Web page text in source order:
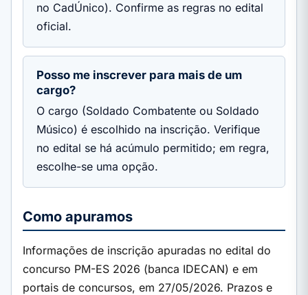
no CadÚnico). Confirme as regras no edital
oficial.
Posso me inscrever para mais de um
cargo?
O cargo (Soldado Combatente ou Soldado
Músico) é escolhido na inscrição. Verifique
no edital se há acúmulo permitido; em regra,
escolhe-se uma opção.
Como apuramos
Informações de inscrição apuradas no edital do
concurso PM-ES 2026 (banca IDECAN) e em
portais de concursos, em 27/05/2026. Prazos e